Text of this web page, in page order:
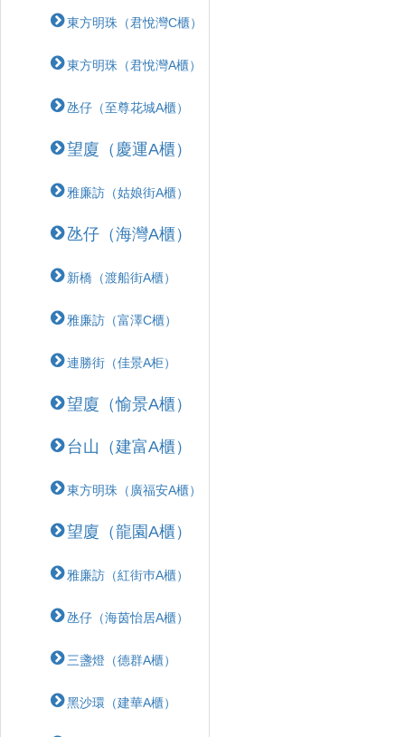
東方明珠（君悅灣C櫃）
東方明珠（君悅灣A櫃）
氹仔（至尊花城A櫃）
望廈（慶運A櫃）
雅廉訪（姑娘街A櫃）
氹仔（海灣A櫃）
新橋（渡船街A櫃）
雅廉訪（富澤C櫃）
連勝街（佳景A柜）
望廈（愉景A櫃）
台山（建富A櫃）
東方明珠（廣福安A櫃）
望廈（龍園A櫃）
雅廉訪（紅街巿A櫃）
氹仔（海茵怡居A櫃）
三盞燈（德群A櫃）
黑沙環（建華A櫃）